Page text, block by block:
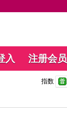
入 注册会员
指数